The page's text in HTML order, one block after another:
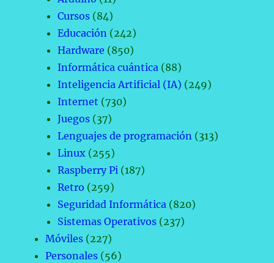
Cursos (84)
Educación (242)
Hardware (850)
Informática cuántica (88)
Inteligencia Artificial (IA) (249)
Internet (730)
Juegos (37)
Lenguajes de programación (313)
Linux (255)
Raspberry Pi (187)
Retro (259)
Seguridad Informática (820)
Sistemas Operativos (237)
Móviles (227)
Personales (56)